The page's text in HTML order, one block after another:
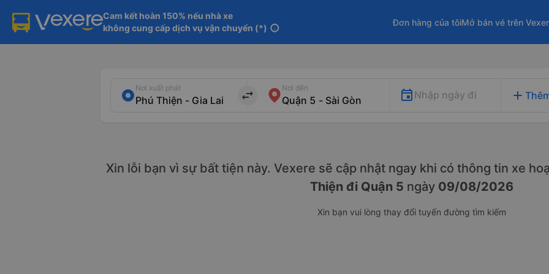
Cam kết hoàn 150% nếu nhà xe
không cung cấp dịch vụ vận chuyển (*) info
Đơn hàng của tôiMở bán vé trên
Nơi xuất phát
import_export
Nơi đến
Nhập ngày đi add
Xin lỗi bạn vì sự bất tiện này. Vexere sẽ cập nhật ngay khi có thông tin xe
Thiện đi Quận 5 ngày 09/08/2026
Xin bạn vui lòng thay đổi tuyến đường tìm kiếm